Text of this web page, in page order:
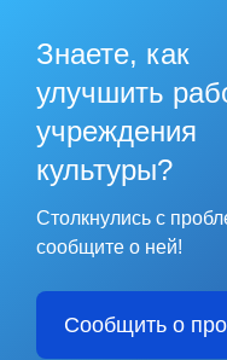
Знаете, как
улучшить
учреждения
культуры?
Столкнулись с
сообщите о ней!
Сообщить о